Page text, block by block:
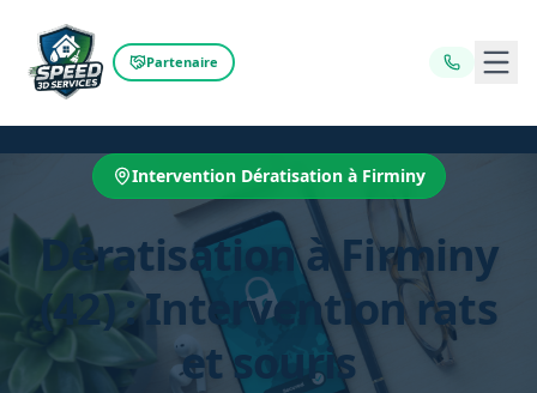
Partenaire
Intervention Dératisation à Firminy
Dératisation à Firminy
(42) : Intervention rats
et souris